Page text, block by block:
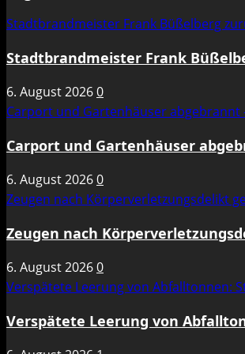
Stadtbrandmeister Frank Büßelberg
Stadtbrandmeister Frank
6. August 20260
Carport und Gartenhäuser abgebrannt
Carport und Gartenhäuser
6. August 20260
Zeugen nach Körperverletzungsdelikt
Zeugen nach
6. August 20260
Verspätete Leerung von Abfalltonnen:
Verspätete Leerung von